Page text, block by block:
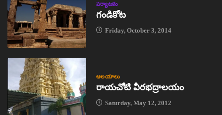
పర్యాటకం
గండికోట
Friday, October 3, 2014
ఆలయాలు
రాయచోటి వీరభద్రాలయం
Saturday, May 12, 2012